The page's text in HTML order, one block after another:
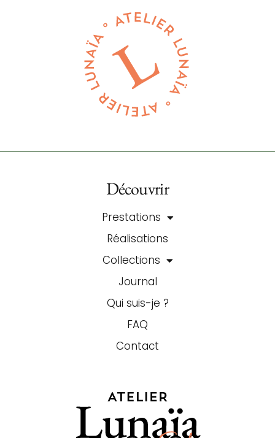
Découvrir
Prestations
Réalisations
Collections
Journal
Qui suis-je ?
FAQ
Contact